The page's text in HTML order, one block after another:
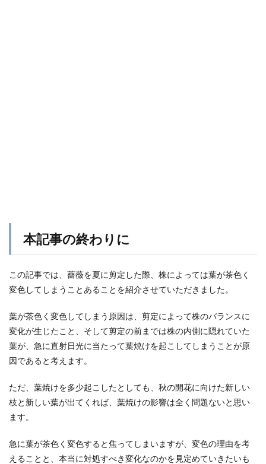
本記事の終わりに
この記事では、薔薇を夏に剪定した際、株によっては葉が茶色く
変色してしまうことあることを紹介させていただきました。
葉が茶色く変色してしまう原因は、剪定によって株のバランスに
変化が生じたこと、そして剪定の前までは株の内側に隠れていた
葉が、急に直射日光に当たって葉焼けを起こしてしまうことが原
因であると考えます。
ただ、葉焼けを多少起こしたとしても、秋の開花に向けた新しい
枝と新しい葉が出てくれば、葉焼けの影響は全く問題ないと思い
ます。
急に葉が茶色く変色すると焦ってしまいますが、変色の理由を考
えることと、本当に対処すべき変化なのかを見定めていきたいも